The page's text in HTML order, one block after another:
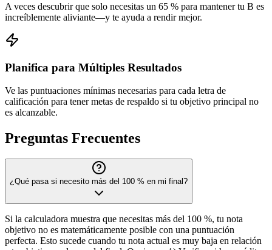
A veces descubrir que solo necesitas un 65 % para mantener tu B es
increíblemente aliviante—y te ayuda a rendir mejor.
Planifica para Múltiples Resultados
Ve las puntuaciones mínimas necesarias para cada letra de
calificación para tener metas de respaldo si tu objetivo principal no
es alcanzable.
Preguntas Frecuentes
¿Qué pasa si necesito más del 100 % en mi final?
Si la calculadora muestra que necesitas más del 100 %, tu nota
objetivo no es matemáticamente posible con una puntuación
perfecta. Esto sucede cuando tu nota actual es muy baja en relación